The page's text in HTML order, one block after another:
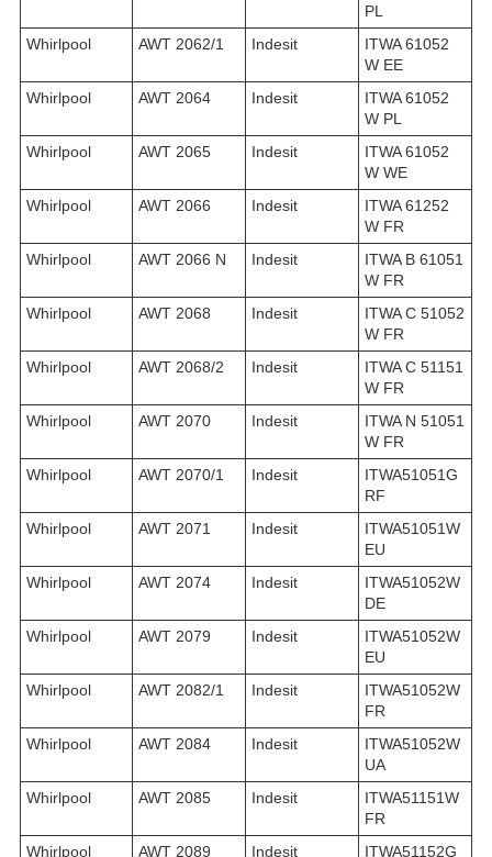
PL
Whirlpool
AWT 2062/1 Indesit
ITWA 61052
W EE
Whirlpool
AWT 2064 Indesit
ITWA 61052
W PL
Whirlpool
AWT 2065 Indesit
ITWA 61052
W WE
Whirlpool
AWT 2066 Indesit
ITWA 61252
W FR
Whirlpool
AWT 2066 N Indesit
ITWA B 61051
W FR
Whirlpool
AWT 2068 Indesit
ITWA C 51052
W FR
Whirlpool
AWT 2068/2 Indesit
ITWA C 51151
W FR
Whirlpool
AWT 2070 Indesit
ITWA N 51051
W FR
Whirlpool
AWT 2070/1 Indesit
ITWA51051G
RF
Whirlpool
AWT 2071 Indesit
ITWA51051W
EU
Whirlpool
AWT 2074 Indesit
ITWA51052W
DE
Whirlpool
AWT 2079 Indesit
ITWA51052W
EU
Whirlpool
AWT 2082/1 Indesit
ITWA51052W
FR
Whirlpool
AWT 2084 Indesit
ITWA51052W
UA
Whirlpool
AWT 2085 Indesit
ITWA51151W
FR
Whirlpool
AWT 2089 Indesit
ITWA51152G